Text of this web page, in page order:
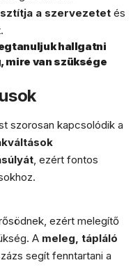
a szervezetet és
hallgatni
mire van szüksége
szorosan kapcsolódik a
, ezért fontos
ezért melegítő
A meleg, tápláló
segít fenntartani a